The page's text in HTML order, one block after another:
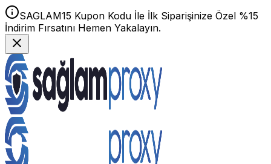
SAGLAM15 Kupon Kodu İle İlk Siparişinize Özel %15
İndirim Fırsatını Hemen Yakalayın.